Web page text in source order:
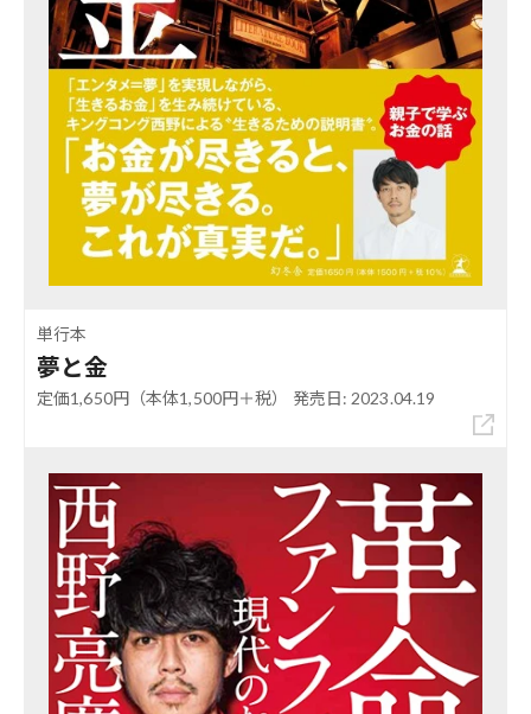
単行本
夢と金
定価1,650円（本体1,500円＋税） 発売日: 2023.04.19